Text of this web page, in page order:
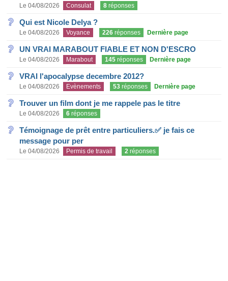
Le 04/08/2026 Consulat 8 réponses
Qui est Nicole Delya ?
Le 04/08/2026 Voyance 226 réponses Dernière page
UN VRAI MARABOUT FIABLE ET NON D'ESCRO
Le 04/08/2026 Marabout 145 réponses Dernière page
VRAI l'apocalypse decembre 2012?
Le 04/08/2026 Evènements 53 réponses Dernière page
Trouver un film dont je me rappele pas le titre
Le 04/08/2026 6 réponses
Témoignage de prêt entre particuliers.✅ je fais ce
message pour per
Le 04/08/2026 Permis de travail 2 réponses